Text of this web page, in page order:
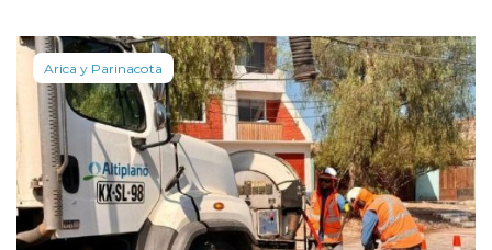
Arica y Parinacota